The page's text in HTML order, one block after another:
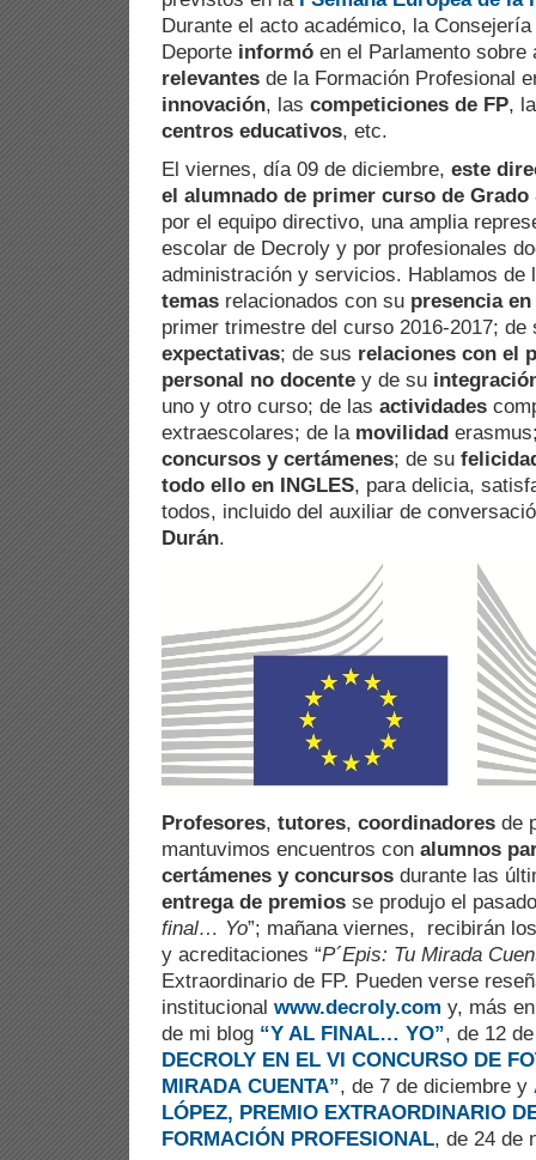
Durante el acto académico, la
Deporte informó en el Parlamento sobre
relevantes de la Formación Profesional
innovación, las competiciones de FP,
centros educativos, etc.
El viernes, día 09 de diciembre, este
el alumnado de primer curso de Grado
por el equipo directivo, una amplia
escolar de Decroly y por profesionales
administración y servicios. Hablamos de
temas relacionados con su presencia
primer trimestre del curso 2016-2017;
expectativas; de sus relaciones con el
personal no docente y de su
uno y otro curso; de las actividades
extraescolares; de la movilidad
concursos y certámenes; de su
todo ello en INGLES, para delicia,
todos, incluido del auxiliar de
Durán.
Profesores, tutores, coordinadores de
mantuvimos encuentros con alumnos
certámenes y concursos durante las
entrega de premios se produjo el
final… Yo”; mañana viernes, recibirán
y acreditaciones “P´Epis: Tu Mirada
Extraordinario de FP. Pueden verse
institucional www.decroly.com y, más
de mi blog “Y AL FINAL… YO”, de 12
DECROLY EN EL VI CONCURSO DE
MIRADA CUENTA”, de 7 de diciembre y
LÓPEZ, PREMIO EXTRAORDINARIO
FORMACIÓN PROFESIONAL, de 24 de